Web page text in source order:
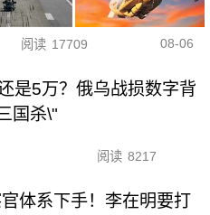
阅读 17709 08-06
是5万？俄乌战损数字背
国杀\"
阅读 8217
体系下手！李在明要打